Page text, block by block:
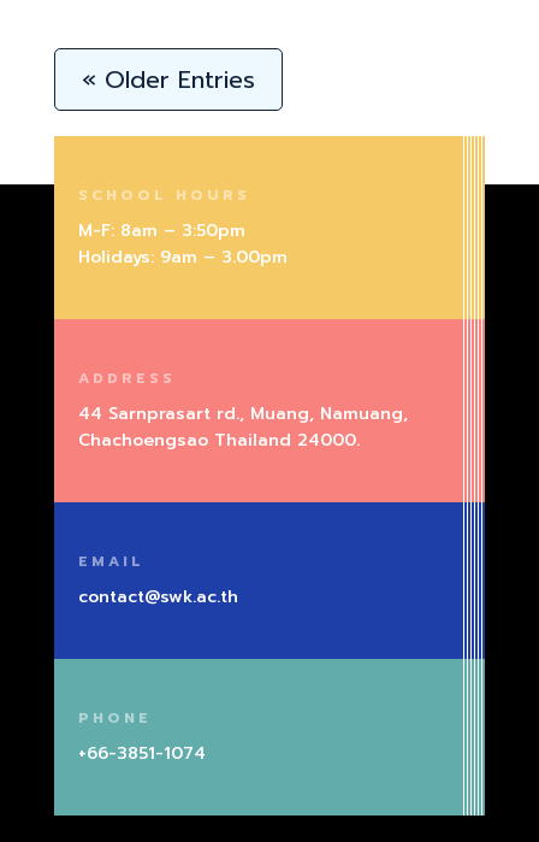
« Older Entries
SCHOOL HOURS
M-F: 8am – 3:50pm
Holidays: 9am – 3.00pm
ADDRESS
44 Sarnprasart rd., Muang, Namuang,
Chachoengsao Thailand 24000.
EMAIL
contact@swk.ac.th
PHONE
+66-3851-1074